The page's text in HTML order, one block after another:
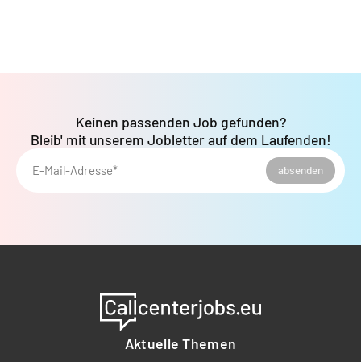
E-Mail-Adresse* absenden
Keinen passenden Job gefunden?
Bleib' mit unserem Jobletter auf dem Laufenden!
Aktuelle Themen